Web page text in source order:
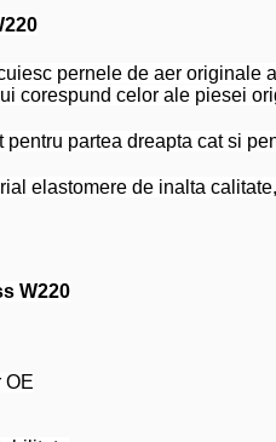
pernele de aer originale
corespund celor ale piesei
partea dreapta cat si
elastomere de inalta
W220
OE